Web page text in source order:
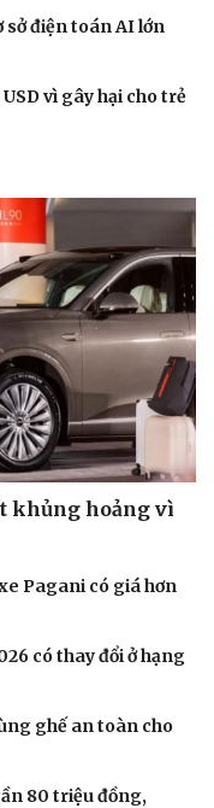
sở điện toán AI lớn
vì gây hại cho trẻ
khủng hoảng vì
Pagani có giá hơn
có thay đổi ở hạng
ghế an toàn cho
80 triệu đồng,